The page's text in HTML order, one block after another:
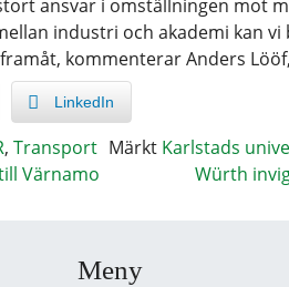
ansvar i omställningen mot
industri och akademi kan vi
kommenterar Anders
LinkedIn
, Transport Märkt Karlstads
Värnamo
Würth
Meny